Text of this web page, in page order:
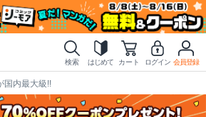
検索 はじめて カート ログイン 会員登録
国内最大級!!